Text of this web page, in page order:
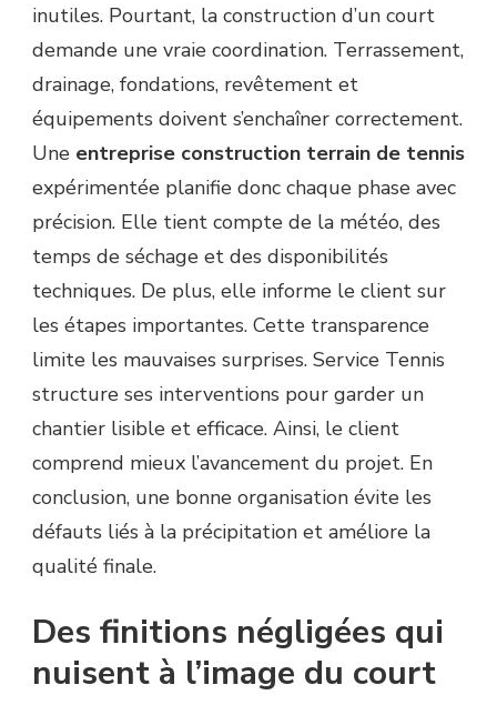
inutiles. Pourtant, la construction d’un court
demande une vraie coordination. Terrassement,
drainage, fondations, revêtement et
équipements doivent s’enchaîner correctement.
Une entreprise construction terrain de tennis
expérimentée planifie donc chaque phase avec
précision. Elle tient compte de la météo, des
temps de séchage et des disponibilités
techniques. De plus, elle informe le client sur
les étapes importantes. Cette transparence
limite les mauvaises surprises. Service Tennis
structure ses interventions pour garder un
chantier lisible et efficace. Ainsi, le client
comprend mieux l’avancement du projet. En
conclusion, une bonne organisation évite les
défauts liés à la précipitation et améliore la
qualité finale.
Des finitions négligées qui
nuisent à l’image du court